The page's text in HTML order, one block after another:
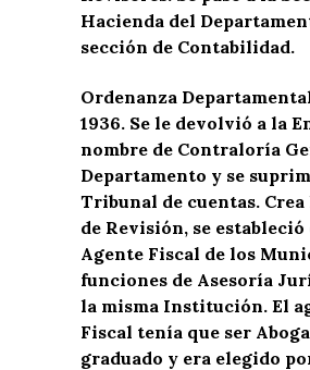
Hacienda del
sección de Contabilidad.
Ordenanza
1936. Se le devolvió a la
nombre de Contraloría
Departamento y se
Tribunal de cuentas. Crea
de Revisión, se
Agente Fiscal de los
funciones de Asesoría
la misma Institución. El
Fiscal tenía que ser
graduado y era elegido